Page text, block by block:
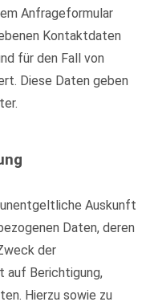
Anfrageformular
Kontaktdaten
für den Fall von
Diese Daten geben
Auskunft
Daten, deren
der
auf Berichtigung,
Hierzu sowie zu